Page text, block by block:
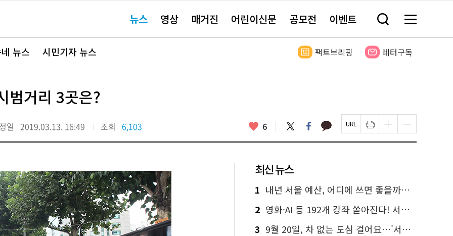
요뉴스 영상 매거진 어린이신문 공모전 이벤트 검
창
기
메
전
보
뉴스 시민기자 뉴스 팩트브리핑 레터구독
범거리 3곳은?
일 2019.03.13. 16:49 조회 6,103 좋
요
6 트
위
터
페
이
스
카
카 페
이
지
인
쇄
하
글
자
크
하
기
글
자
크
하
최신 뉴스
1 내년 서울 예산, 어디에 쓰면 좋을까요? 온라인 투표
2 영화·AI 등 192개 강좌 쏟아진다! 서울시민대학 선착순 신청
3 9월 20일, 차 없는 도심 걸어요…'서울 걷자 페스티벌' 선착순 5천명